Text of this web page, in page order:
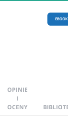
EBOOK
OPINIE
I
OCENY